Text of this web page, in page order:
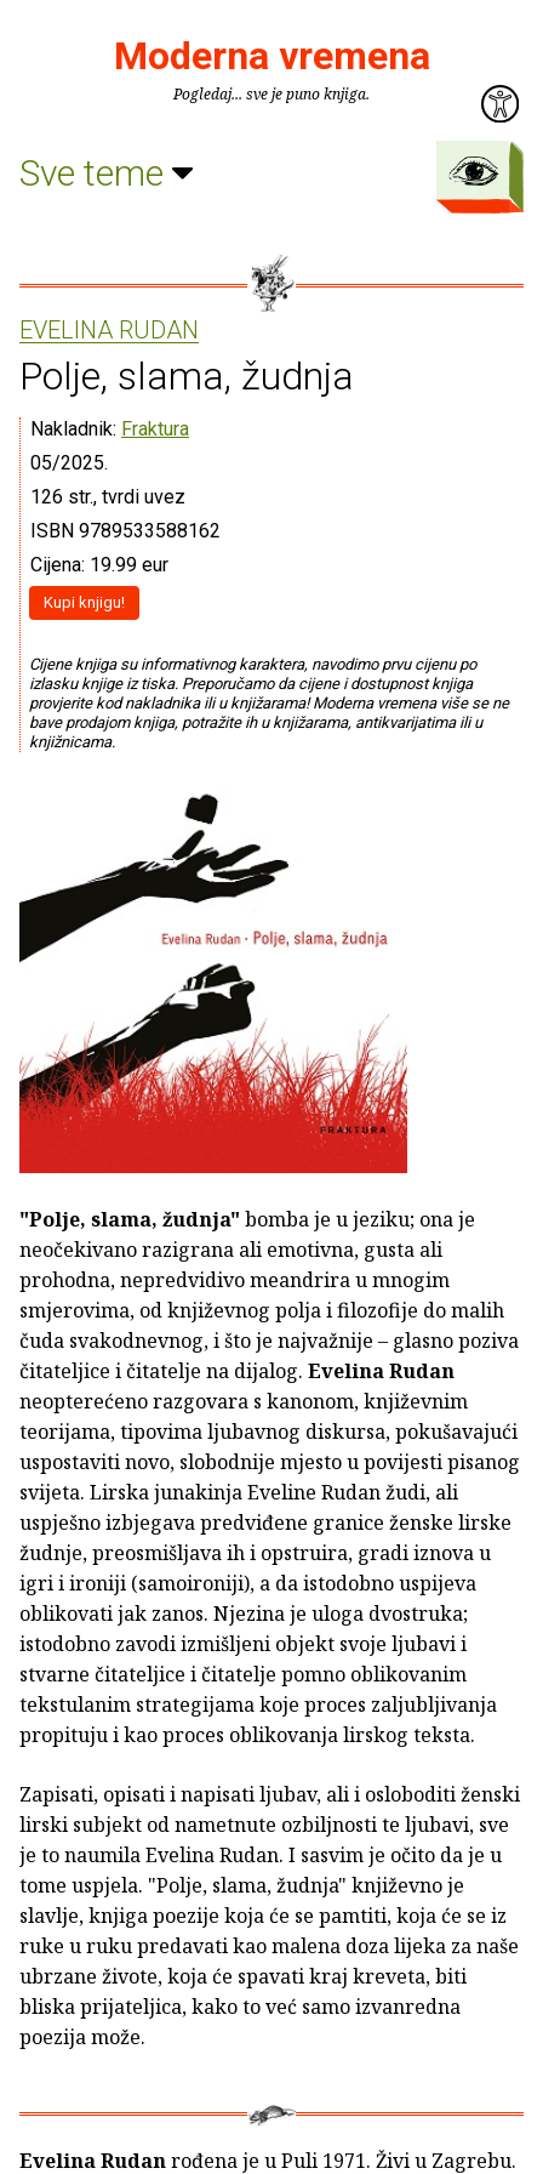
Moderna vremena
Pogledaj... sve je puno knjiga.
Sve teme
EVELINA RUDAN
Polje, slama, žudnja
Nakladnik: Fraktura
05/2025.
126 str., tvrdi uvez
ISBN 9789533588162
Cijena: 19.99 eur
Kupi knjigu!
Cijene knjiga su informativnog karaktera, navodimo prvu cijenu po
izlasku knjige iz tiska. Preporučamo da cijene i dostupnost knjiga
provjerite kod nakladnika ili u knjižarama! Moderna vremena više se ne
bave prodajom knjiga, potražite ih u knjižarama, antikvarijatima ili u
knjižnicama.
"Polje, slama, žudnja" bomba je u jeziku; ona je
neočekivano razigrana ali emotivna, gusta ali
prohodna, nepredvidivo meandrira u mnogim
smjerovima, od književnog polja i filozofije do malih
čuda svakodnevnog, i što je najvažnije – glasno poziva
čitateljice i čitatelje na dijalog. Evelina Rudan
neopterećeno razgovara s kanonom, književnim
teorijama, tipovima ljubavnog diskursa, pokušavajući
uspostaviti novo, slobodnije mjesto u povijesti pisanog
svijeta. Lirska junakinja Eveline Rudan žudi, ali
uspješno izbjegava predviđene granice ženske lirske
žudnje, preosmišljava ih i opstruira, gradi iznova u
igri i ironiji (samoironiji), a da istodobno uspijeva
oblikovati jak zanos. Njezina je uloga dvostruka;
istodobno zavodi izmišljeni objekt svoje ljubavi i
stvarne čitateljice i čitatelje pomno oblikovanim
tekstulanim strategijama koje proces zaljubljivanja
propituju i kao proces oblikovanja lirskog teksta.
Zapisati, opisati i napisati ljubav, ali i osloboditi ženski
lirski subjekt od nametnute ozbiljnosti te ljubavi, sve
je to naumila Evelina Rudan. I sasvim je očito da je u
tome uspjela. "Polje, slama, žudnja" književno je
slavlje, knjiga poezije koja će se pamtiti, koja će se iz
ruke u ruku predavati kao malena doza lijeka za naše
ubrzane živote, koja će spavati kraj kreveta, biti
bliska prijateljica, kako to već samo izvanredna
poezija može.
Evelina Rudanrođena je u Puli 1971. Živi u Zagrebu.